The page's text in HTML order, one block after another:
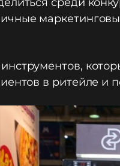
в ритейле и